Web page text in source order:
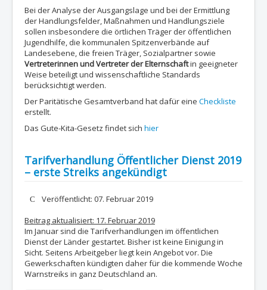
Bei der Analyse der Ausgangslage und bei der Ermittlung
der Handlungsfelder, Maßnahmen und Handlungsziele
sollen insbesondere die örtlichen Träger der öffentlichen
Jugendhilfe, die kommunalen Spitzenverbände auf
Landesebene, die freien Träger, Sozialpartner sowie
Vertreterinnen und Vertreter der Elternschaftin geeigneter
Weise beteiligt und wissenschaftliche Standards
berücksichtigt werden.
Der Paritätische Gesamtverband hat dafür eine Checkliste
erstellt.
Das Gute-Kita-Gesetz findet sich hier
Tarifverhandlung Öffentlicher Dienst 2019
– erste Streiks angekündigt
DetailsVeröffentlicht: 07. Februar 2019
Beitrag aktualisiert: 17. Februar 2019
Im Januar sind die Tarifverhandlungen im öffentlichen
Dienst der Länder gestartet. Bisher ist keine Einigung in
Sicht. Seitens Arbeitgeber liegt kein Angebot vor. Die
Gewerkschaften kündigten daher für die kommende Woche
Warnstreiks in ganz Deutschland an.